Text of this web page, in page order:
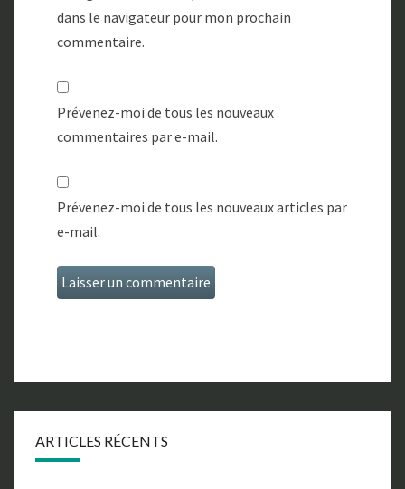
dans le navigateur pour mon prochain
commentaire.
Prévenez-moi de tous les nouveaux
commentaires par e-mail.
Prévenez-moi de tous les nouveaux articles par
e-mail.
ARTICLES RÉCENTS